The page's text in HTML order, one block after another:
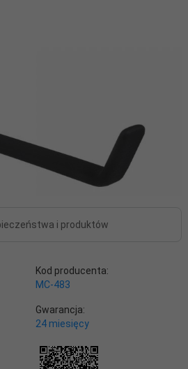
i produktów
Kod producenta:
MC-483
Gwarancja:
24 miesięcy